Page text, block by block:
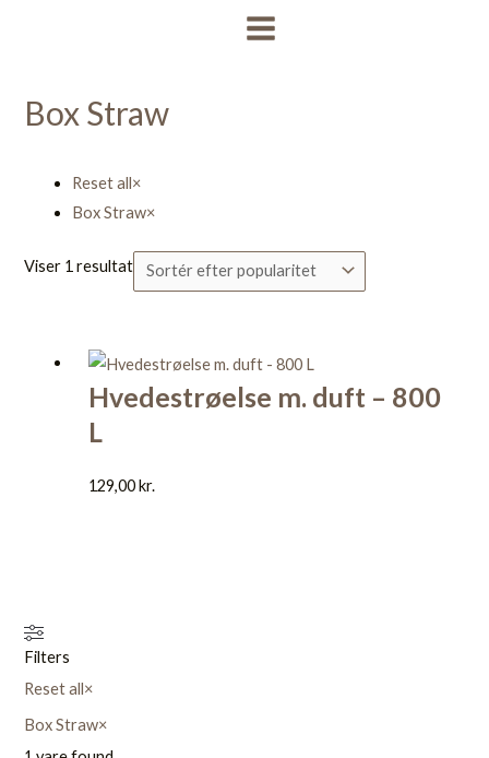
MAIN
Filters
Reset all ×
Box Straw×
Box Straw
Reset all×
Box Straw×
Viser 1 resultat
Hvedestrøelse m. duft – 800
L
129,00kr.